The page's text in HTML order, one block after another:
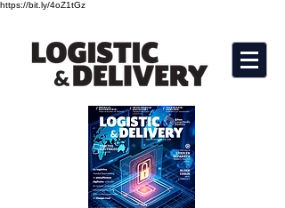
https://bit.ly/4oZ1tGz